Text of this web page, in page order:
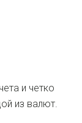
и четко
из валют.